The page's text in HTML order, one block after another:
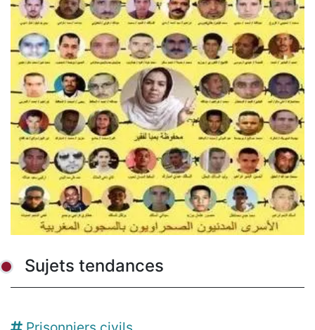
Sujets tendances